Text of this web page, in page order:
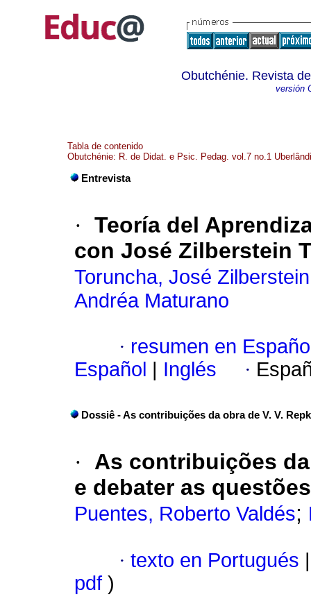
Obutchénie. Revista
versión
Tabla de contenido
Obutchénie: R. de Didat. e Psic. Pedag. vol.7 no.1
Entrevista
· Teoría del
con José Zilberstein
Toruncha, José Zilberstein
Andréa Maturano
· resumen en
Español
Inglés ·
Dossiê - As contribuições da obra de V. V.
·
As contribuições
e debater as
Puentes, Roberto Valdés;
· texto en Portugués
pdf )